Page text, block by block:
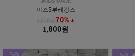
이즈5부레깅스
5,800원70% ↓
1,800원